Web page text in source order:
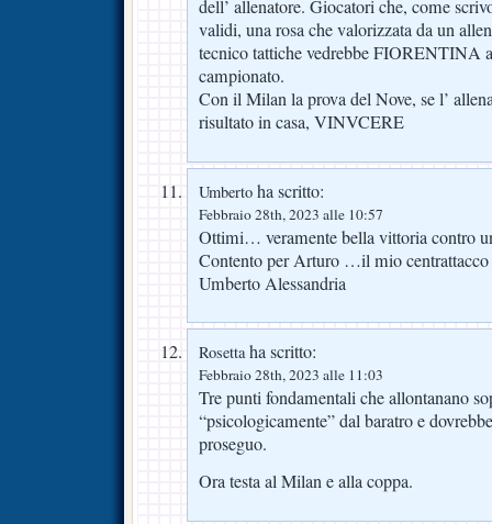
dell’ allenatore. Giocatori che, come
validi, una rosa che valorizzata da un
tecnico tattiche vedrebbe FIORENTINA
campionato.
Con il Milan la prova del Nove, se l’
risultato in casa, VINVCERE
Umberto ha scritto:
Febbraio 28th, 2023 alle 10:57
Ottimi… veramente bella vittoria contro
Contento per Arturo …il mio
Umberto Alessandria
Rosettaha scritto:
Febbraio 28th, 2023 alle 11:03
Tre punti fondamentali che allontanano
“psicologicamente” dal baratro e
proseguo.
Ora testa al Milan e alla coppa.